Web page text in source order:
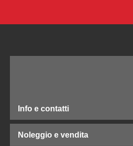
Info e contatti
Noleggio e vendita